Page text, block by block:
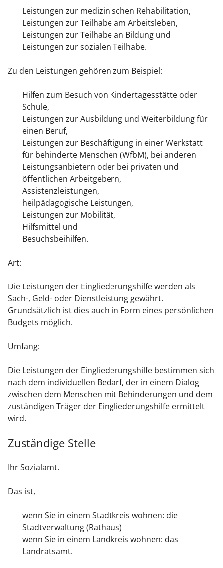
Leistungen zur medizinischen Rehabilitation,
Leistungen zur Teilhabe am Arbeitsleben,
Leistungen zur Teilhabe an Bildung und
Leistungen zur sozialen Teilhabe.
Zu den Leistungen gehören zum Beispiel:
Hilfen zum Besuch von Kindertagesstätte oder
Schule,
Leistungen zur Ausbildung und Weiterbildung für
einen Beruf,
Leistungen zur Beschäftigung in einer Werkstatt
für behinderte Menschen (WfbM), bei anderen
Leistungsanbietern oder bei privaten und
öffentlichen Arbeitgebern,
Assistenzleistungen,
heilpädagogische Leistungen,
Leistungen zur Mobilität,
Hilfsmittel und
Besuchsbeihilfen.
Art:
Die Leistungen der Eingliederungshilfe werden als
Sach-, Geld- oder Dienstleistung gewährt.
Grundsätzlich ist dies auch in Form eines persönlichen
Budgets möglich.
Umfang:
Die Leistungen der Eingliederungshilfe bestimmen sich
nach dem individuellen Bedarf, der in einem Dialog
zwischen dem Menschen mit Behinderungen und dem
zuständigen Träger der Eingliederungshilfe ermittelt
wird.
Zuständige Stelle
Ihr Sozialamt.
Das ist,
wenn Sie in einem Stadtkreis wohnen: die
Stadtverwaltung (Rathaus)
wenn Sie in einem Landkreis wohnen: das
Landratsamt.